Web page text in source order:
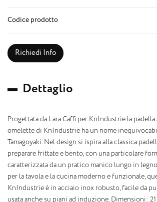
Codice prodotto
Richiedi Info
Dettaglio
Progettata da Lara Caffi per KnIndustrie la
omelette di KnIndustrie ha un nome
Tamagoyaki. Nel design si ispira alla classica
preparare frittate e bento, con una particolare
caratterizzata da un pratico manico lungo in
per la tavola e la cucina moderno e funzionale,
KnIndustrie è in acciaio inox robusto, facile da
usata anche su piani ad induzione. Dimensioni: 21